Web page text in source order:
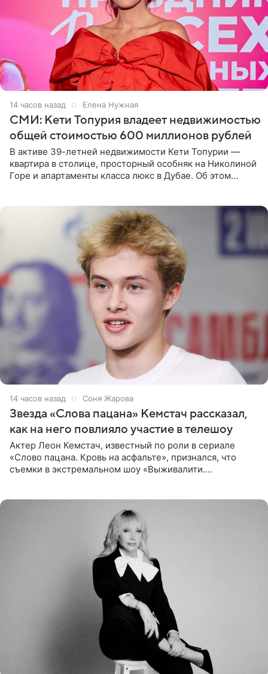
14 часов назад Елена Нужная
СМИ: Кети Топурия владеет недвижимостью
общей стоимостью 600 миллионов рублей
В активе 39-летней недвижимости Кети Топурии —
квартира в столице, просторный особняк на Николиной
Горе и апартаменты класса люкс в Дубае. Об этом
14 часов назад Соня Жарова
Звезда «Слова пацана» Кемстач рассказал,
как на него повлияло участие в телешоу
Актер Леон Кемстач, известный по роли в сериале
«Слово пацана. Кровь на асфальте», признался, что
съемки в экстремальном шоу «Выживалити.